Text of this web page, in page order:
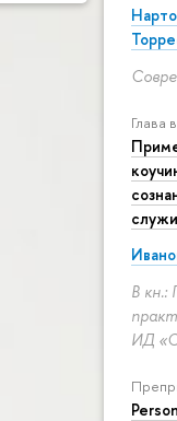
Глава
В кн.:
ИД